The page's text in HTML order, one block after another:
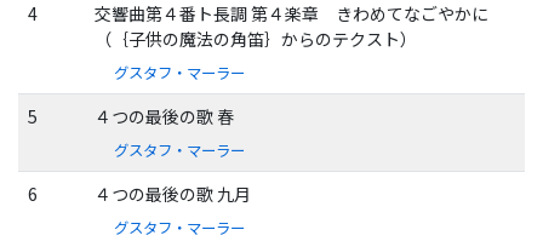
4
交響曲第４番ト長調 第４楽章 きわめてなごやかに
（｛子供の魔法の角笛｝からのテクスト）
グスタフ・マーラー
5 ４つの最後の歌 春
グスタフ・マーラー
6 ４つの最後の歌 九月
グスタフ・マーラー